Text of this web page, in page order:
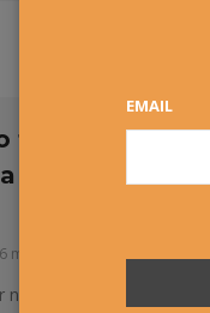
–
con
6 marzo, 2015
EMAIL